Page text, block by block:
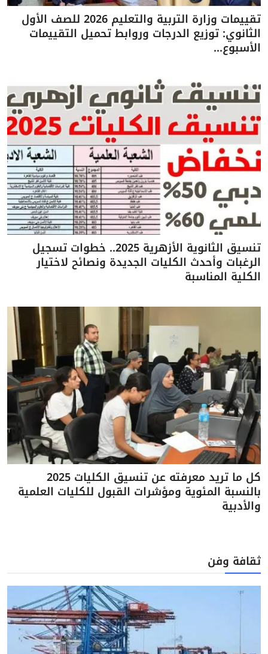
تقييمات وزارة التربية والتعليم 2026 للصف الأول
الثانوي: توزيع الدرجات وروابط تحميل التقييمات
الأسبوع...
تنسيق الثانوية الأزهرية 2025.. خطوات تسجيل
الرغبات وأحدث الكليات الجديدة ونصائح لاختيار
الكلية المناسبة
كل ما تريد معرفته عن تنسيق الكليات 2025
بالنسبة المئوية ومؤشرات القبول للكليات العلمية
والأدبية
ثقافة وفن